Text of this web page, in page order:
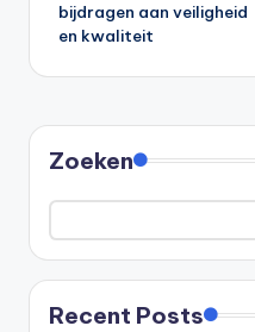
bijdragen aan veiligheid
en kwaliteit
Zoeken
Recent Posts